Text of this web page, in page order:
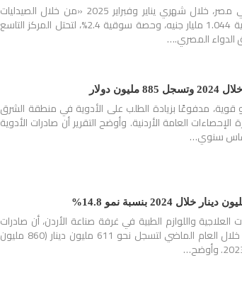
ارتفعت مبيعات شركة أدوية الحكمة في مصر، خلال شهري يناير وفبراير 2025 «من خلال الصيدليات
والمخازن» بنسبة 44.9، محققة قيم بيعية 1.044 مليار جنيه، وحصة سوقية 2.4%، لتحتل المركز التاسع
الدواء المصري.…
مدفوعًا بزيادة الطلب على الأدوية في منطقة الشرق
العامة الأردنية. وأوضح التقرير أن صادرات الأدوية
واللوازم الطبية في غرفة صناعة الأردن، أن صادرات
الأردن من الأدوية ارتفعت بنسبة 14.8% خلال العام الماضي لتسجل نحو 611 مليون دينار (860 مليون